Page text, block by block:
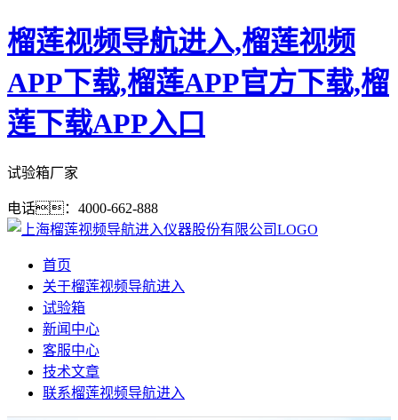
榴莲视频导航进入,榴莲视频
APP下载,榴莲APP官方下载,榴
莲下载APP入口
试验箱厂家
电话：4000-662-888
首页
关于榴莲视频导航进入
试验箱
新闻中心
客服中心
技术文章
联系榴莲视频导航进入